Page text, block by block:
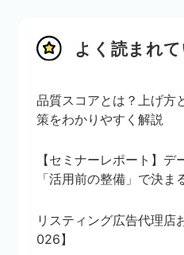
よく読まれ
品質スコアとは？上げ方
策をわかりやすく解説
【セミナーレポート】デ
「活用前の整備」で決ま
リスティング広告代理店
026】